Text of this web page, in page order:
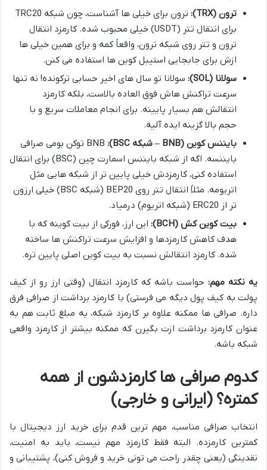
ترون (TRX):
ترون برای خیلی ها آشناست، چون شبکه TRC20
برای انتقال تتر (USDT) خیلی محبوب شده. کارمزد انتقال
ترون و تتر روی شبکه ترون، واقعاً کمه و برای همین خیلی ها
ازش برای جابجایی استیبل کوین ها استفاده می کنن.
سولانا (SOL):
سولانا تو سال های اخیر حسابی ترکونده! نه تنها
سرعت تراکنش هاش فوق العاده بالاست، بلکه کارمزد
انتقالش هم بسیار پایینه. برای انجام معاملات سریع و با
حجم بالا گزینه ایده آلیه.
بایننس کوین (BNB – شبکه BSC):
BNB توکن بومی صرافی
بایننسه. اگه از شبکه بایننس اسمارت چین (BSC) برای انتقال
استفاده کنی، کارمزدش خیلی پایین تر از شبکه هایی مثل
اتریومه. مثلاً انتقال تتر روی BEP20 (شبکه BSC) خیلی ارزون
تر از ERC20 (شبکه اتریوم) درمیاد.
بیت کوین کش (BCH):
این ارز، فورکی از بیت کوینه که با
هدف کاهش کارمزدها و افزایش سرعت تراکنش ها ساخته
شده. کارمزد انتقالش نسبت به بیت کوین اصلی پایین تره.
یه نکته مهم: حواست باشه که کارمزد انتقال (وقتی ارز رو از کیف
پولت به کیف پول دیگه می فرستی) با کارمزد برداشت از صرافی فرق
داره. صرافی ها ممکنه علاوه بر کارمزد شبکه، یه مبلغ ثابت هم به
عنوان کارمزد برداشت ازت بگیرن که ممکنه بیشتر از کارمزد واقعی
شبکه باشه.
کدوم صرافی ها کارمزدشون از همه
کمتره؟ (ایرانی و خارجی)
انتخاب صرافی مناسب، مهم ترین قدم برای خرید ارز دیجیتال با
کمترین کارمزده. البته فقط کارمزد مهم نیست، باید به امنیت،
نقدینگی (یعنی چقدر راحت می تونی خرید و فروش کنی)، پشتیبانی و